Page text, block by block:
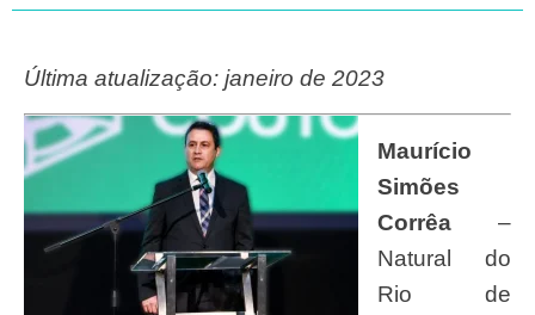
Última atualização: janeiro de 2023
Maurício
Simões
Corrêa –
Natural do
Rio de